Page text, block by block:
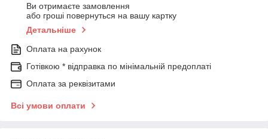
Ви отримаєте замовлення
або гроші повернуться на вашу картку
Детальніше
Оплата на рахунок
Готівкою * відправка по мінімальній предоплаті
Оплата за реквізитами
Всі умови оплати